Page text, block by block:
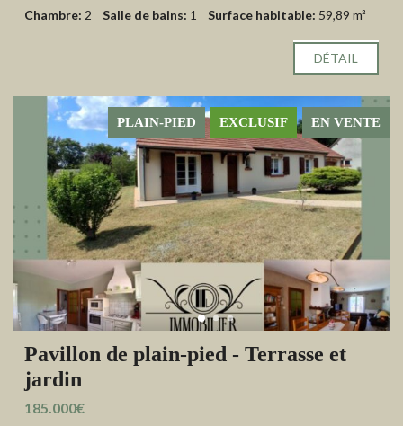
Chambre: 2 Salle de bains: 1 Surface habitable: 59,89 m²
DÉTAIL
EN VENTE
EXCLUSIF
PLAIN-PIED
Pavillon de plain-pied - Terrasse et
jardin
185.000€